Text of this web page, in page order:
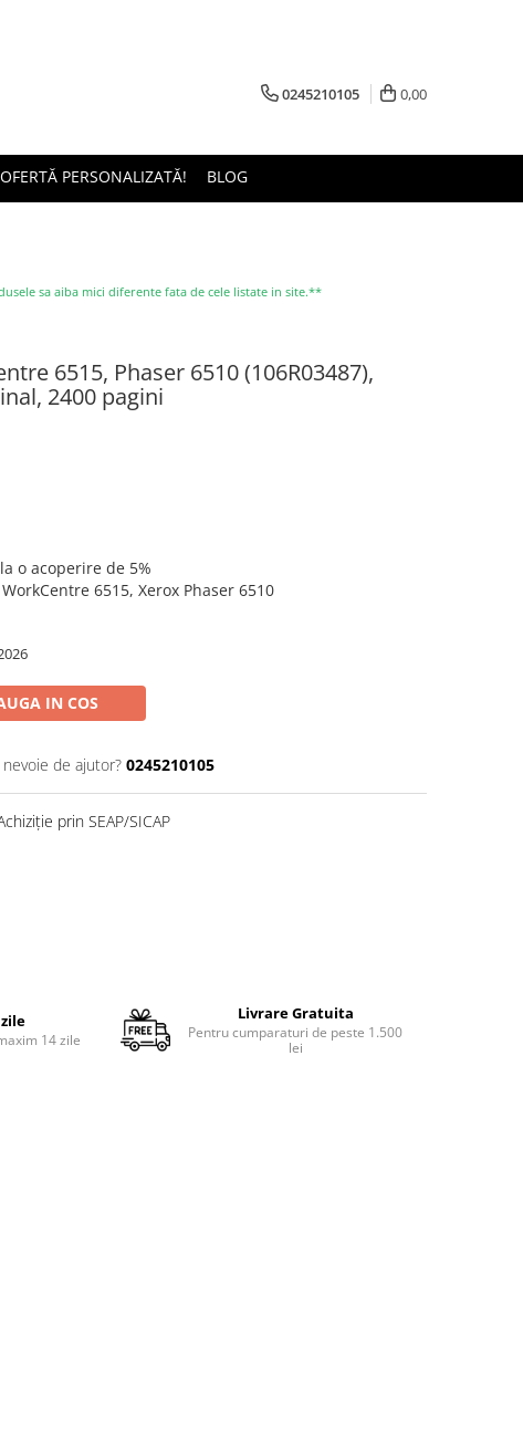
0245210105 0,00
PERSONALIZATĂ! BLOG
sa aiba mici diferente fata de cele listate in site.**
6515, Phaser 6510 (106R03487),
2400 pagini
o acoperire de 5%
6515, Xerox Phaser 6510
IN COS
nevoie de ajutor? 0245210105
prin SEAP/SICAP
14 zile
Livrare Gratuita
Pentru cumparaturi de peste 1.500
lei